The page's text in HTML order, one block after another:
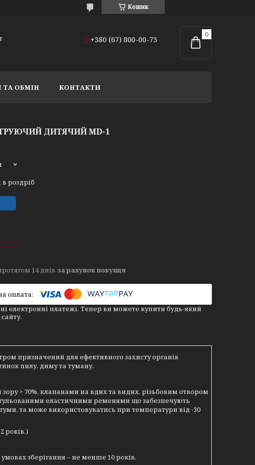
Кошик
+380 (67) 800-00-73
ТА ОБМІН КОНТАКТИ
ДИТЯЧИЙ MD-1
роздріб
14 днів за рахунок покупця
електронні платежі. Тепер ви можете купити будь-який
призначений для ефективного захисту органів
пилу, диму та туману.
> 70%, клапанами на вдих та видих, різьбовим отвором
еластичними ременями що забезпечують
та може використовуватись при температури від -30
років.)
зберігання – не менше 10 років.